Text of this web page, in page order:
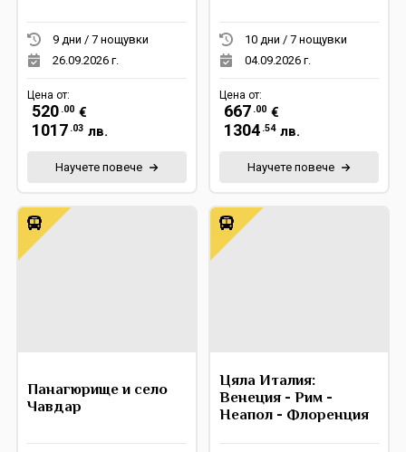
9 дни / 7 нощувки
26.09.2026 г.
Цена от:
520 .00 €
1017 .03 лв.
Научете повече
10 дни / 7 нощувки
04.09.2026 г.
Цена от:
667 .00 €
1304 .54 лв.
Научете повече
Панагюрище и село
Чавдар
Цяла Италия:
Венеция - Рим -
Неапол - Флоренция